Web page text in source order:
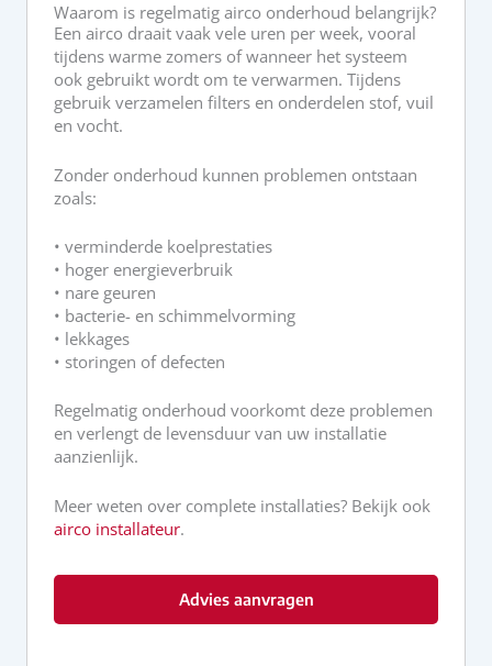
Waarom is regelmatig airco onderhoud belangrijk?
Een airco draait vaak vele uren per week, vooral
tijdens warme zomers of wanneer het systeem
ook gebruikt wordt om te verwarmen. Tijdens
gebruik verzamelen filters en onderdelen stof, vuil
en vocht.
Zonder onderhoud kunnen problemen ontstaan
zoals:
• verminderde koelprestaties
• hoger energieverbruik
• nare geuren
• bacterie- en schimmelvorming
• lekkages
• storingen of defecten
Regelmatig onderhoud voorkomt deze problemen
en verlengt de levensduur van uw installatie
aanzienlijk.
Meer weten over complete installaties? Bekijk ook
airco installateur.
Advies aanvragen